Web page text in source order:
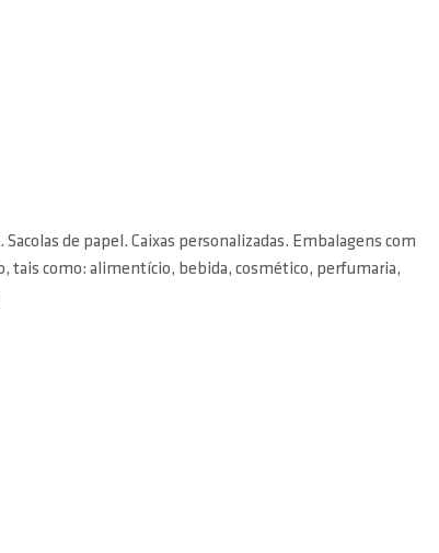
de papel. Caixas personalizadas. Embalagens com
tais como: alimentício, bebida, cosmético, perfumaria,